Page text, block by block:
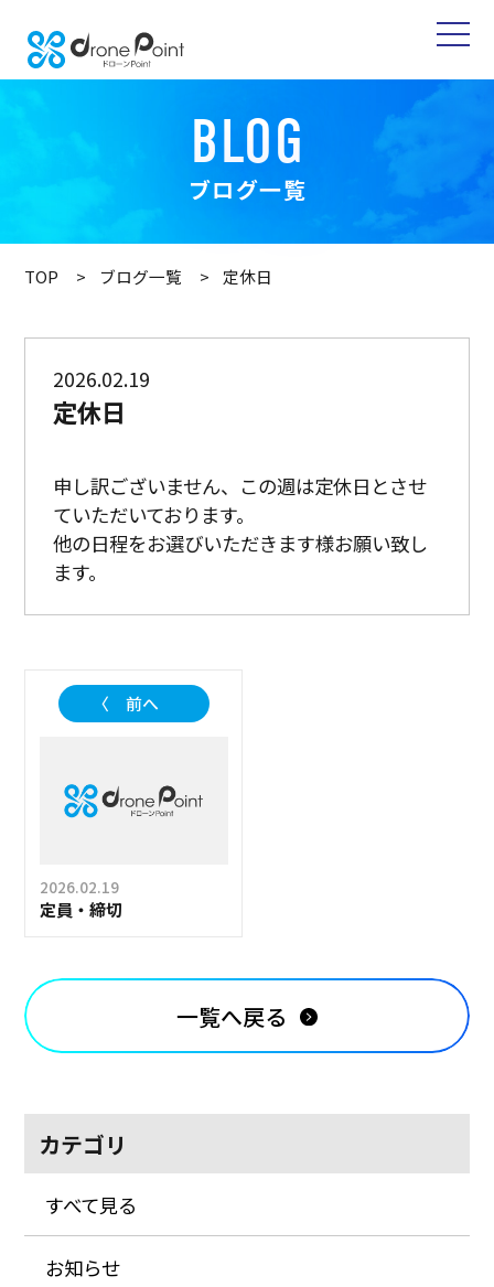
BLOG
ブログ一覧
TOP ブログ一覧 定休日
2026.02.19
定休日
申し訳ございません、この週は定休日とさせ
ていただいております。
他の日程をお選びいただきます様お願い致し
ます。
〈 前へ
2026.02.19
定員・締切
一覧へ戻る
カテゴリ
すべて見る
お知らせ